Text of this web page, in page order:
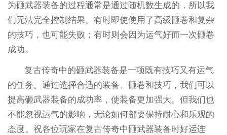
为砸武器装备的过程通常是通过随机数生成的，所以我
们无法完全控制结果。有时即使使用了高级砸卷和复杂
的技巧，也可能失败；有时则会因为运气好而一次砸卷
成功。
复古传奇中的砸武器装备是一项既有技巧又有运气
的任务。通过选择合适的装备、砸卷和技巧，我们可以
提高砸武器装备的成功率，使装备更加强大。但我们也
不能忽视运气的影响，无论如何都要保持耐心和乐观的
态度。祝各位玩家在复古传奇中砸武器装备时好运连